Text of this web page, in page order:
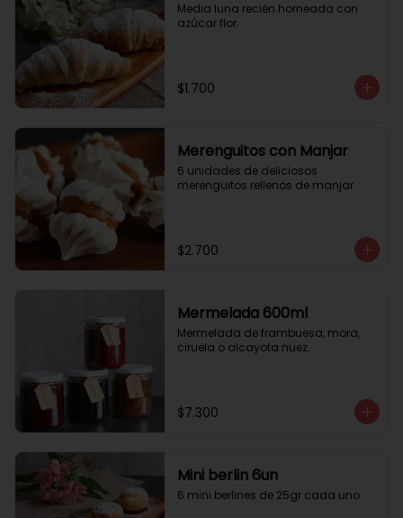
Media luna recién horneada con
azúcar flor.
$1.700
Merenguitos con Manjar
6 unidades de deliciosos
merenguitos rellenos de manjar.
$2.700
Mermelada 600ml
Mermelada de frambuesa, mora,
ciruela o alcayota nuez.
$7.300
Mini berlin 6un
6 mini berlines de 25gr cada uno